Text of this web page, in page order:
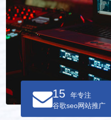
15
年专注
谷歌seo网站推广